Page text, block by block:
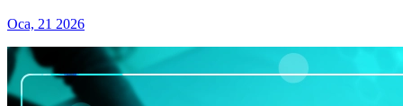
Oca, 21 2026